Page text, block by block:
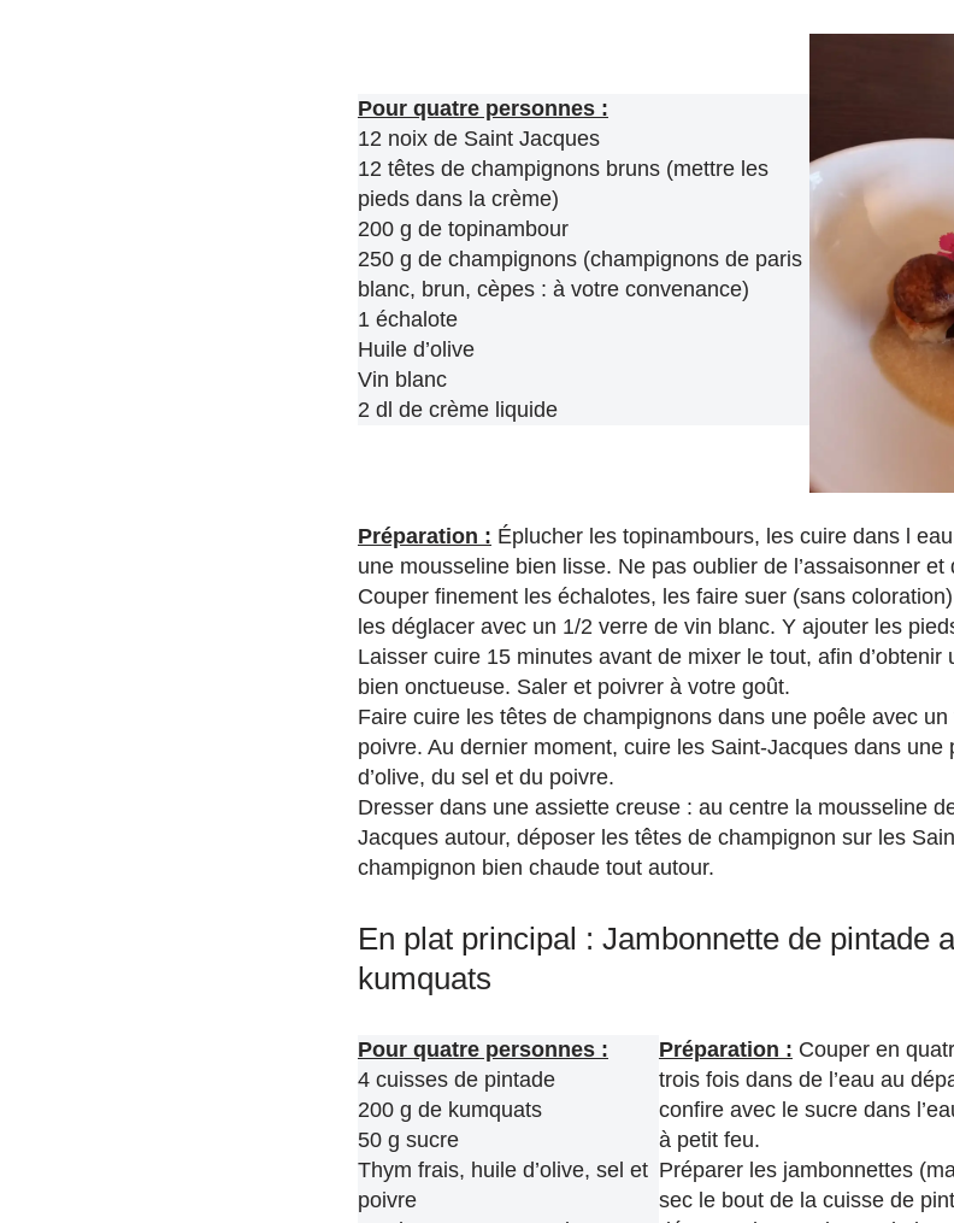
Pour quatre personnes :
12 noix de Saint Jacques
12 têtes de champignons bruns (mettre les
pieds dans la crème)
200 g de topinambour
250 g de champignons (champignons de paris
blanc, brun, cèpes : à votre convenance)
1 échalote
Huile d’olive
Vin blanc
2 dl de crème liquide
Préparation : Éplucher les topinambours, les cuire dans l
une mousseline bien lisse. Ne pas oublier de l’assaisonner
Couper finement les échalotes, les faire suer (sans
les déglacer avec un 1/2 verre de vin blanc. Y ajouter les
Laisser cuire 15 minutes avant de mixer le tout, afin
bien onctueuse. Saler et poivrer à votre goût.
Faire cuire les têtes de champignons dans une poêle avec un
poivre. Au dernier moment, cuire les Saint-Jacques dans une
d’olive, du sel et du poivre.
Dresser dans une assiette creuse : au centre la mousseline
Jacques autour, déposer les têtes de champignon sur les
champignon bien chaude tout autour.
En plat principal : Jambonnette de pintade
kumquats
Pour quatre personnes :
4 cuisses de pintade
200 g de kumquats
50 g sucre
Thym frais, huile d’olive, sel et
poivre
Préparation : Couper en
trois fois dans de l’eau au
confire avec le sucre dans
à petit feu.
Préparer les jambonnettes
sec le bout de la cuisse de